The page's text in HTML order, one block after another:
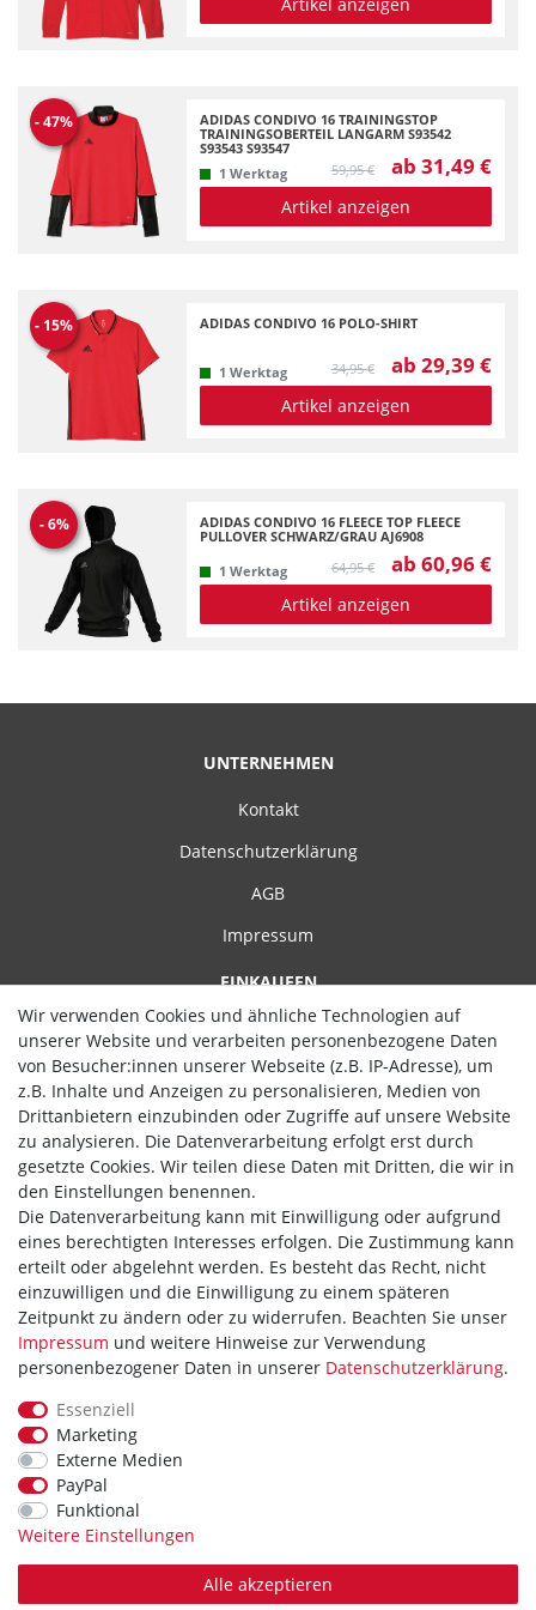
S 3
XS
weiß 1
-47%
ADIDAS CONDIVO 16 TRAININGSTOP
TRAININGSOBERTEIL LANGARM S93542
S93543 S93547
1 Werktag 59,95 € ab 31,49 €
Artikel anzeigen
- 15% ADIDAS CONDIVO 16 POLO-SHIRT
1 Werktag 34,95 € ab 29,39 €
Artikel anzeigen
-6%
ADIDAS CONDIVO 16 FLEECE TOP FLEECE
PULLOVER SCHWARZ/GRAU AJ6908
1 Werktag 64,95 € ab 60,96 €
Artikel anzeigen
UNTERNEHMEN
Kontakt
Datenschutzerklärung
AGB
Impressum
EINKAUFEN
Zahlungsarten
Versand
Widerrufsrecht
Hilfe
Vertrag widerrufen
WIR AKZEPTIEREN
WIR VERSENDEN MIT
* Alle Preise verstehen sich inkl. MwSt. zzgl. Versandkosten. Alle Angebote sind
Wir verwenden Cookies und ähnliche Technologien auf
unserer Website und verarbeiten personenbezogene Daten
von Besucher:innen unserer Webseite (z.B. IP-Adresse), um
z.B. Inhalte und Anzeigen zu personalisieren, Medien von
Drittanbietern einzubinden oder Zugriffe auf unsere Website
zu analysieren. Die Datenverarbeitung erfolgt erst durch
gesetzte Cookies. Wir teilen diese Daten mit Dritten, die wir in
den Einstellungen benennen.
Die Datenverarbeitung kann mit Einwilligung oder aufgrund
eines berechtigten Interesses erfolgen. Die Zustimmung kann
erteilt oder abgelehnt werden. Es besteht das Recht, nicht
einzuwilligen und die Einwilligung zu einem späteren
Zeitpunkt zu ändern oder zu widerrufen. Beachten Sie unser
Impressum und weitere Hinweise zur Verwendung
personenbezogener Daten in unserer Daten­schutz­erklärung.
Essenziell
Marketing
Externe Medien
PayPal
Funktional
Weitere Einstellungen
Alle akzeptieren